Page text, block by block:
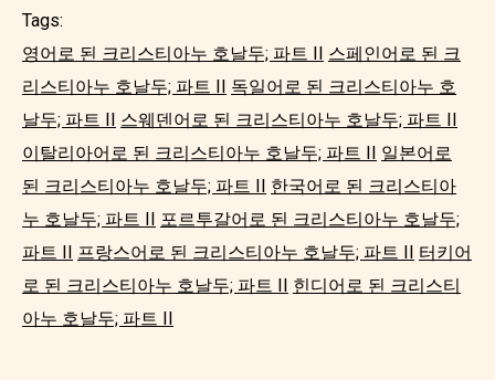
Tags:
영어로 된 크리스티아누 호날두; 파트 II 스페인어로 된 크
리스티아누 호날두; 파트 II 독일어로 된 크리스티아누 호
날두; 파트 II 스웨덴어로 된 크리스티아누 호날두; 파트 II
이탈리아어로 된 크리스티아누 호날두; 파트 II 일본어로
된 크리스티아누 호날두; 파트 II 한국어로 된 크리스티아
누 호날두; 파트 II 포르투갈어로 된 크리스티아누 호날두;
파트 II 프랑스어로 된 크리스티아누 호날두; 파트 II 터키어
로 된 크리스티아누 호날두; 파트 II 힌디어로 된 크리스티
아누 호날두; 파트 II